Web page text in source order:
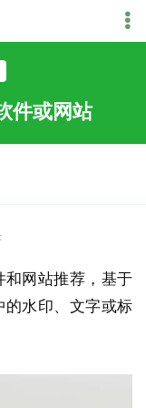
件或网站
网站推荐，基于
水印、文字或标